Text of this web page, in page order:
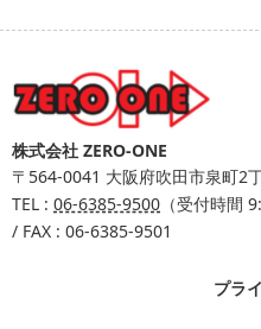
株式会社 ZERO-ONE
〒564-0041 大阪府吹田市泉町2
TEL : 06-6385-9500 （受付時間
/ FAX : 06-6385-9501
プラ